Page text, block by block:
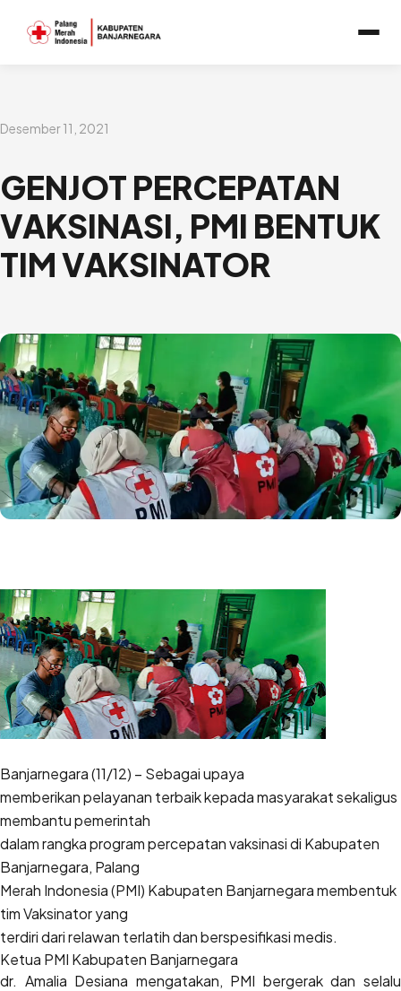
Desember 11, 2021
GENJOT PERCEPATAN
VAKSINASI, PMI BENTUK
TIM VAKSINATOR
Banjarnegara (11/12) – Sebagai upaya
memberikan pelayanan terbaik kepada masyarakat sekaligus
membantu pemerintah
dalam rangka program percepatan vaksinasi di Kabupaten
Banjarnegara, Palang
Merah Indonesia (PMI) Kabupaten Banjarnegara membentuk
tim Vaksinator yang
terdiri dari relawan terlatih dan berspesifikasi medis.
Ketua PMI Kabupaten Banjarnegara
dr. Amalia Desiana mengatakan, PMI bergerak dan selalu